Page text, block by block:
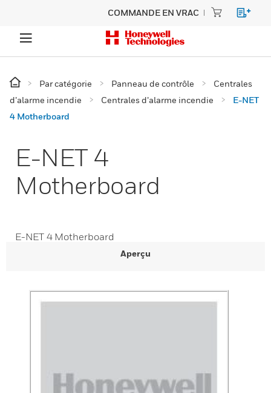
COMMANDE EN VRAC
Par catégorie Panneau de contrôle
Centrales
d’alarme incendie
Centrales d’alarme incendie
E-NET
4 Motherboard
E-NET 4
Motherboard
E-NET 4 Motherboard
Aperçu